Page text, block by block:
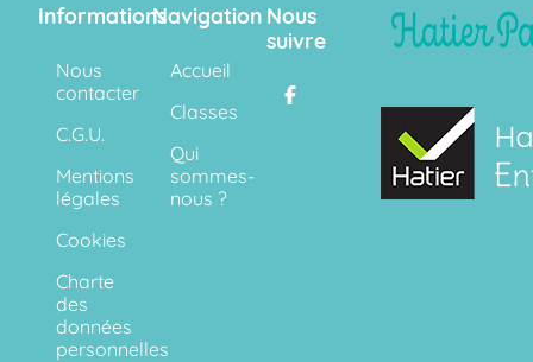
Informations
Nous
contacter
C.G.U.
Mentions
légales
Cookies
Charte
des
données
personnelles
Navigation
Accueil
Classes
Qui
sommes-
nous ?
Nous
suivre